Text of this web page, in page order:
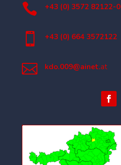
 +43 (0) 3572 82122-0
 +43 (0) 664 3572122
 kdo.009@ainet.at